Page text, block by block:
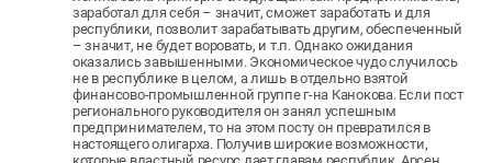
заработал для себя – значит, сможет заработать и для
республики, позволит зарабатывать другим, обеспеченный
– значит, не будет воровать, и т.п. Однако ожидания
оказались завышенными. Экономическое чудо случилось
не в республике в целом, а лишь в отдельно взятой
финансово-промышленной группе г-на Канокова. Если пост
регионального руководителя он занял успешным
предпринимателем, то на этом посту он превратился в
настоящего олигарха. Получив широкие возможности,